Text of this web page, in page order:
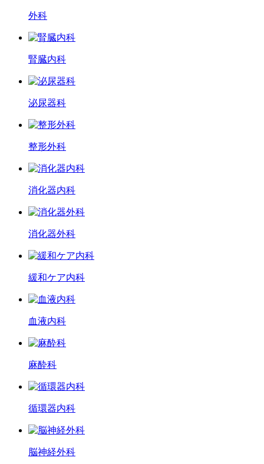
外科
腎臓内科
泌尿器科
整形外科
消化器内科
消化器外科
緩和ケア内科
血液内科
麻酔科
循環器内科
脳神経外科